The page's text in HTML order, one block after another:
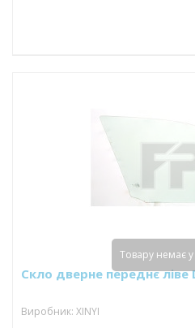
Скло дверне переднє ліве
Виробник: XINYI
Товару немає у